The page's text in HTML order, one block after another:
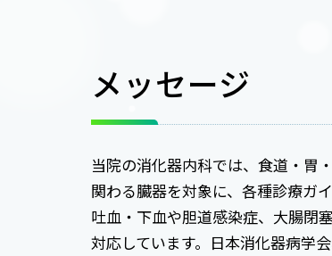
メッセージ
当院の消化器内科では、食道・胃
関わる臓器を対象に、各種診療ガ
吐血・下血や胆道感染症、大腸閉
対応しています。日本消化器病学